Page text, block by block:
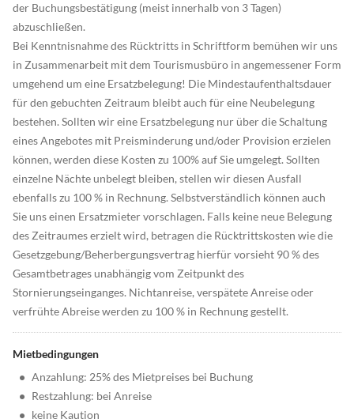
der Buchungsbestätigung (meist innerhalb von 3 Tagen)
abzuschließen.
Bei Kenntnisnahme des Rücktritts in Schriftform bemühen wir uns
in Zusammenarbeit mit dem Tourismusbüro in angemessener Form
umgehend um eine Ersatzbelegung! Die Mindestaufenthaltsdauer
für den gebuchten Zeitraum bleibt auch für eine Neubelegung
bestehen. Sollten wir eine Ersatzbelegung nur über die Schaltung
eines Angebotes mit Preisminderung und/oder Provision erzielen
können, werden diese Kosten zu 100% auf Sie umgelegt. Sollten
einzelne Nächte unbelegt bleiben, stellen wir diesen Ausfall
ebenfalls zu 100 % in Rechnung. Selbstverständlich können auch
Sie uns einen Ersatzmieter vorschlagen. Falls keine neue Belegung
des Zeitraumes erzielt wird, betragen die Rücktrittskosten wie die
Gesetzgebung/Beherbergungsvertrag hierfür vorsieht 90 % des
Gesamtbetrages unabhängig vom Zeitpunkt des
Stornierungseinganges. Nichtanreise, verspätete Anreise oder
verfrühte Abreise werden zu 100 % in Rechnung gestellt.
Mietbedingungen
• Anzahlung: 25% des Mietpreises bei Buchung
• Restzahlung: bei Anreise
• keine Kaution